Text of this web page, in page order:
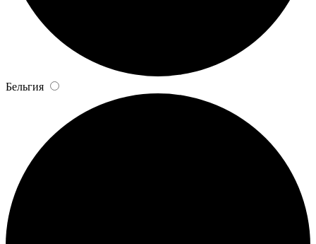
Бельгия